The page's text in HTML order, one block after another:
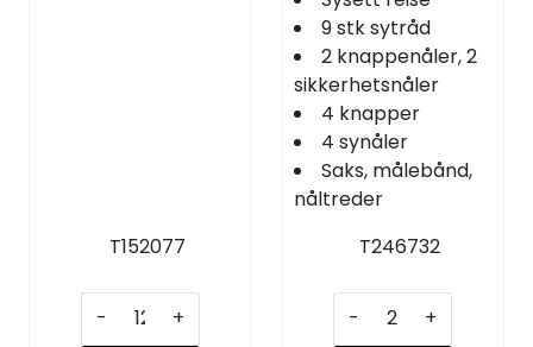
T152077
- +
9 stk sytråd
2 knappenåler, 2
sikkerhetsnåler
4 knapper
4 synåler
Saks, målebånd,
nåltreder
T246732
- +